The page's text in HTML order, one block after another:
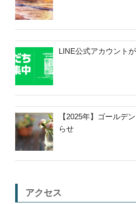
LINE公式アカウント
【2025年】ゴールデ
らせ
アクセス